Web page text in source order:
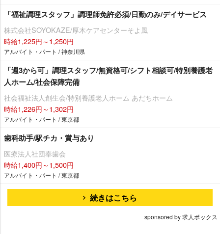
「福祉調理スタッフ」調理師免許必須/日勤のみ/デイサービス
株式会社SOYOKAZE/厚木ケアセンターそよ風
時給1,225円～1,250円
アルバイト・パート / 神奈川県
「週3から可」調理スタッフ/無資格可/シフト相談可/特別養護老
人ホーム/社会保障完備
社会福祉法人創生会/特別養護老人ホーム あだちホーム
時給1,226円～1,302円
アルバイト・パート / 東京都
歯科助手/駅チカ・賞与あり
医療法人社団奉歯会
時給1,400円～1,500円
アルバイト・パート / 東京都
続きはこちら
sponsored by 求人ボックス